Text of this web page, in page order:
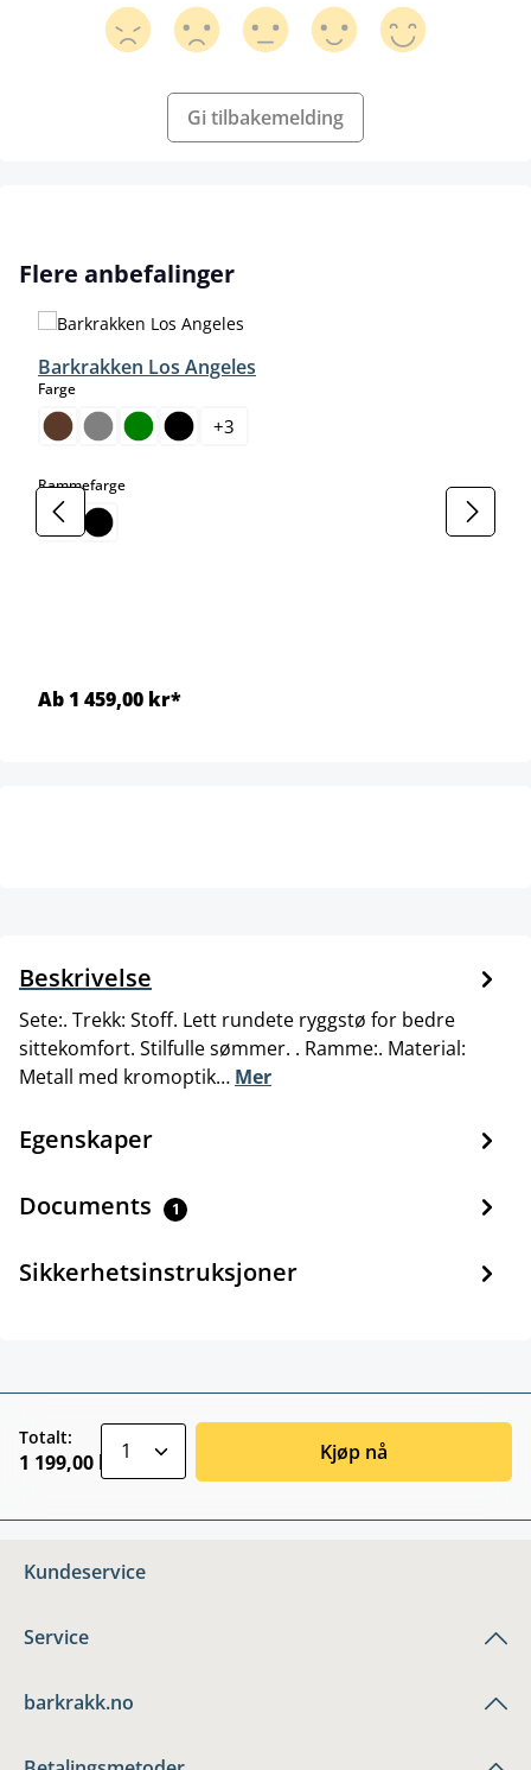
Gi tilbakemelding
Hopp over produktgalleri
Flere anbefalinger
Barkrakken Los Angeles
Fargeselect
+3
Rammefargeselect
Ab 1 459,00 kr*
Beskrivelse
Sete:. Trekk: Stoff. Lett rundete ryggstø for bedre
sittekomfort. Stilfulle sømmer. . Ramme:. Material:
Metall med kromoptik… Mer
Egenskaper
Documents 1
Sikkerhetsinstruksjoner
Totalt:
1 199,00 kr Kjøp nå
Kundeservice
Service
barkrakk.no